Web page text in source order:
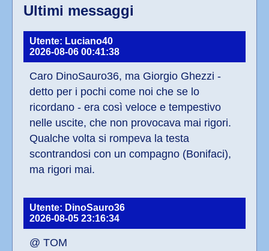
Ultimi messaggi
Utente: Luciano40
2026-08-06 00:41:38
Caro DinoSauro36, ma Giorgio Ghezzi -
detto per i pochi come noi che se lo
ricordano - era così veloce e tempestivo
nelle uscite, che non provocava mai rigori.
Qualche volta si rompeva la testa
scontrandosi con un compagno (Bonifaci),
ma rigori mai.
Utente: DinoSauro36
2026-08-05 23:16:34
@ TOM